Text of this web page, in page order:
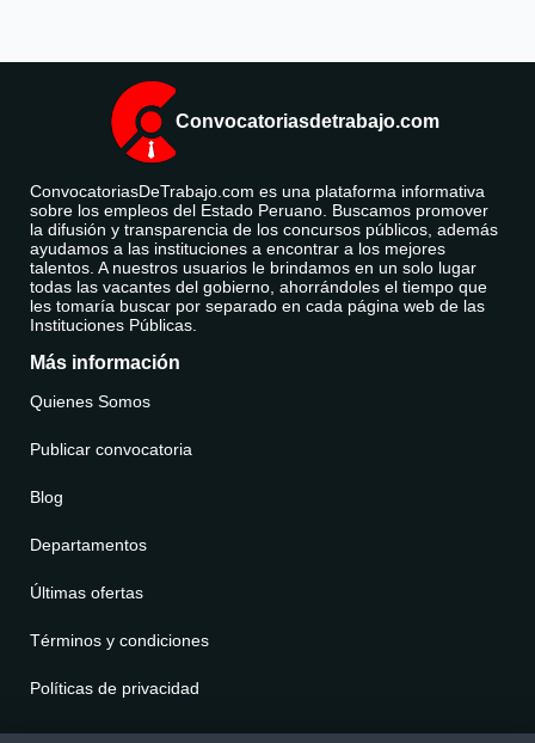
Convocatoriasdetrabajo.com
ConvocatoriasDeTrabajo.com es una plataforma informativa
sobre los empleos del Estado Peruano. Buscamos promover
la difusión y transparencia de los concursos públicos, además
ayudamos a las instituciones a encontrar a los mejores
talentos. A nuestros usuarios le brindamos en un solo lugar
todas las vacantes del gobierno, ahorrándoles el tiempo que
les tomaría buscar por separado en cada página web de las
Instituciones Públicas.
Más información
Quienes Somos
Publicar convocatoria
Blog
Departamentos
Últimas ofertas
Términos y condiciones
Políticas de privacidad